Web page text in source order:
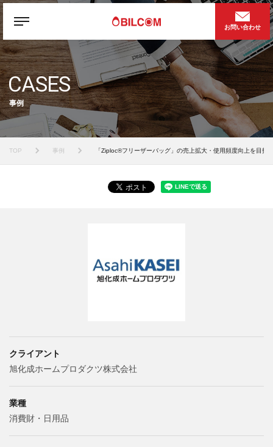
お問い合わせ
CASES
事例
TOP 事例 「Ziploc®フリーザーバッグ」の売上拡大・使用頻度向上を目指
クライアント
旭化成ホームプロダクツ株式会社
業種
消費財・日用品